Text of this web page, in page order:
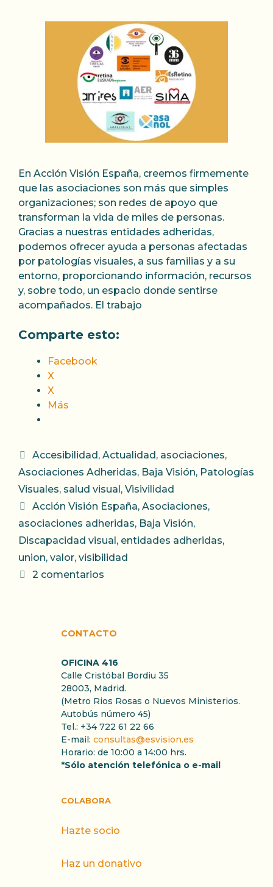
En Acción Visión España, creemos firmemente
que las asociaciones son más que simples
organizaciones; son redes de apoyo que
transforman la vida de miles de personas.
Gracias a nuestras entidades adheridas,
podemos ofrecer ayuda a personas afectadas
por patologías visuales, a sus familias y a su
entorno, proporcionando información, recursos
y, sobre todo, un espacio donde sentirse
acompañados. El trabajo
Comparte esto:
Facebook
X
X
Más
Categorías
Accesibilidad , Actualidad , asociaciones,
Asociaciones Adheridas, Baja Visión, Patologías
Visuales, salud visual , Visivilidad
Etiquetas
Acción Visión España, Asociaciones,
asociaciones adheridas, Baja Visión,
Discapacidad visual , entidades adheridas,
union, valor, visibilidad
2 comentarios
CONTACTO
OFICINA 416
Calle Cristóbal Bordiu 35
28003, Madrid.
(Metro Rios Rosas o Nuevos Ministerios.
Autobús número 45)
Tel.: +34 722 61 22 66
E-mail: consultas@esvision.es
Horario: de 10:00 a 14:00 hrs.
*Sólo atención telefónica o e-mail
COLABORA
Hazte socio
Haz un donativo